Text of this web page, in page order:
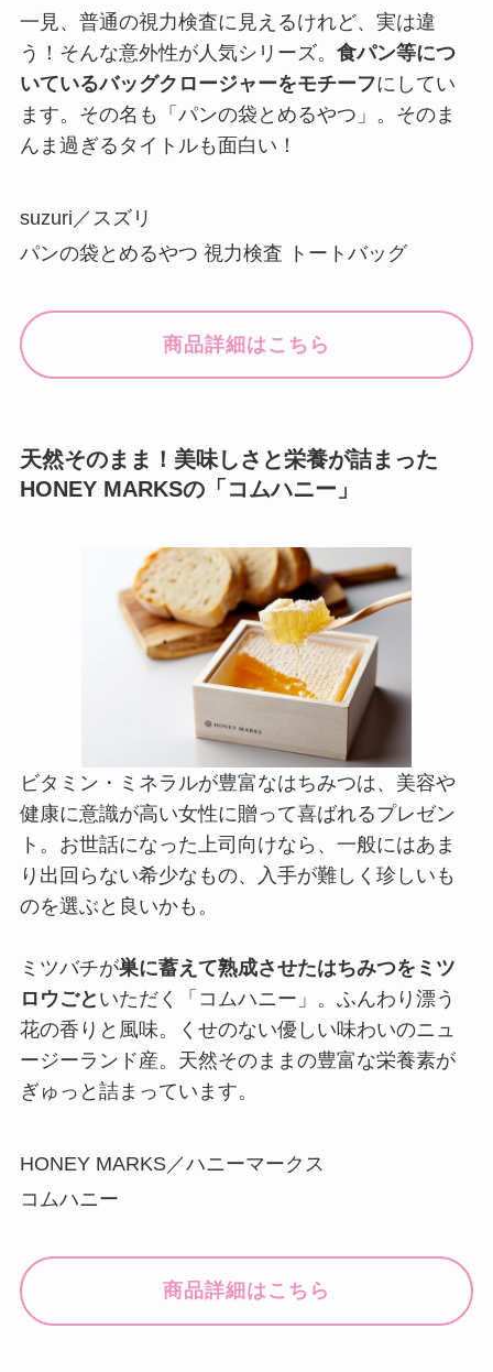
一見、普通の視力検査に見えるけれど、実は違
う！そんな意外性が人気シリーズ。 食パン等につ
いているバッグクロージャーをモチーフにしてい
ます。その名も「パンの袋とめるやつ」。そのま
んま過ぎるタイトルも面白い！
suzuri／スズリ
パンの袋とめるやつ 視力検査 トートバッグ
商品詳細はこちら
天然そのまま！美味しさと栄養が詰まった
HONEY MARKSの「コムハニー」
ビタミン・ミネラルが豊富なはちみつは、美容や
健康に意識が高い女性に贈って喜ばれるプレゼン
ト。お世話になった上司向けなら、一般にはあま
り出回らない希少なもの、入手が難しく珍しいも
のを選ぶと良いかも。
ミツバチが巣に蓄えて熟成させたはちみつをミツ
ロウごと いただく「コムハニー」。ふんわり漂う
花の香りと風味。くせのない優しい味わいのニュ
ージーランド産。天然そのままの豊富な栄養素が
ぎゅっと詰まっています。
HONEY MARKS／ハニーマークス
コムハニー
商品詳細はこちら